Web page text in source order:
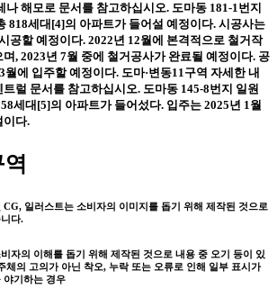
해모로 문서를 참고하십시오. 도마동 181-1번지
818세대[4]의 아파트가 들어설 예정이다. 시공사는
공할 예정이다. 2022년 12월에 본격적으로 철거작
, 2023년 7월 중에 철거공사가 완료될 예정이다. 공
에 입주할 예정이다. 도마·변동11구역 자세한 내
럴 문서를 참고하십시오. 도마동 145-8번지 일원
세대[5]의 아파트가 들어섰다. 입주는 2025년 1월
이다.
일러스트는 소비자의 이미지를 돕기 위해 제작된 것으로
다.
자의 이해를 돕기 위해 제작된 것으로 내용 중 오기 등이 있
체의 고의가 아닌 착오, 누락 또는 오류로 인해 일부 표시가
야기하는 경우